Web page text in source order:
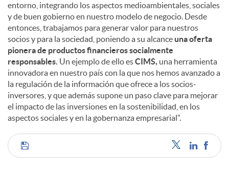
entorno, integrando los aspectos medioambientales, sociales
y de buen gobierno en nuestro modelo de negocio. Desde
entonces, trabajamos para generar valor para nuestros
socios y para la sociedad, poniendo a su alcance una oferta
pionera de productos financieros socialmente
responsables. Un ejemplo de ello esCIMS, una herramienta
innovadora en nuestro país con la que nos hemos avanzado a
la regulación de la información que ofrece a los socios-
inversores, y que además supone un paso clave para mejorar
el impacto de las inversiones en la sostenibilidad, en los
aspectos sociales y en la gobernanza empresarial”.
C